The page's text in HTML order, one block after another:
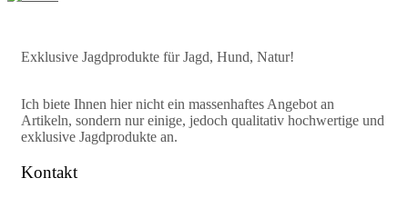
Exklusive Jagdprodukte für Jagd, Hund, Natur!
Ich biete Ihnen hier nicht ein massenhaftes Angebot an
Artikeln, sondern nur einige, jedoch qualitativ hochwertige und
exklusive Jagdprodukte an.
Kontakt